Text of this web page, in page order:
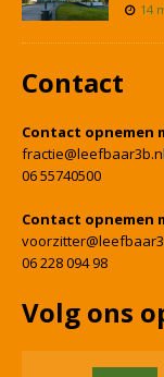
14
Contact
Contact opnemen
fractie@leefbaar3b.nl
06 55740500
Contact opnemen
06 228 094 98
Volg ons